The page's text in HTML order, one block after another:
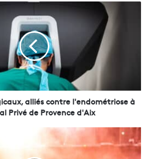
alliés contre l'endométriose à
Privé de Provence d'Aix